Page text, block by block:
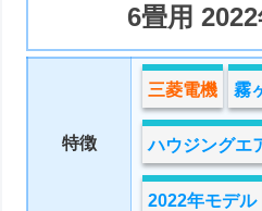
6畳用
特徴
三菱電機 霧
ハウジングエ
2022年モデル